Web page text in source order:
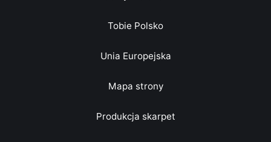
Tobie Polsko
Unia Europejska
Mapa strony
Produkcja skarpet